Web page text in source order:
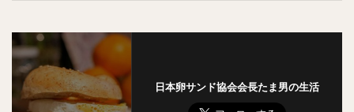
日本卵サンド協会会長たま男の生活